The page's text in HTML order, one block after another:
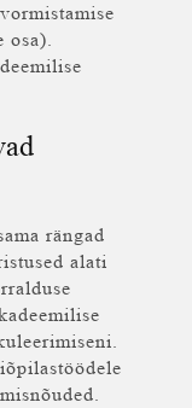
osa).
rängad
alati